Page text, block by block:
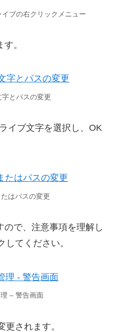
ブの右クリックメニュー
。
とパスの変更
イブ文字を選択し、OK
はパスの変更
で、注意事項を理解し
てください。
– 警告画面
されます。